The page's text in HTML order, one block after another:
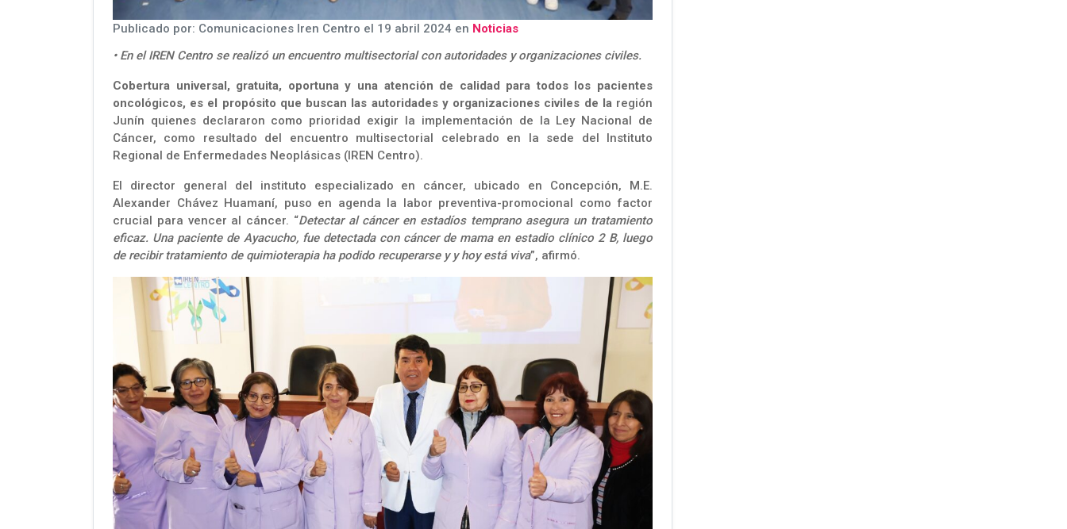
Publicado por: Comunicaciones Iren Centro el 19 abril 2024 en Noticias
• En el IREN Centro se realizó un encuentro multisectorial con autoridades y organizaciones civiles.
Cobertura universal, gratuita, oportuna y una atención de calidad para todos los pacientes
oncológicos, es el propósito que buscan las autoridades y organizaciones civiles de la región
Junín quienes declararon como prioridad exigir la implementación de la Ley Nacional de
Cáncer, como resultado del encuentro multisectorial celebrado en la sede del Instituto
Regional de Enfermedades Neoplásicas (IREN Centro).
El director general del instituto especializado en cáncer, ubicado en Concepción, M.E.
Alexander Chávez Huamaní, puso en agenda la labor preventiva-promocional como factor
crucial para vencer al cáncer. “Detectar al cáncer en estadíos temprano asegura un tratamiento
eficaz. Una paciente de Ayacucho, fue detectada con cáncer de mama en estadio clínico 2 B, luego
de recibir tratamiento de quimioterapia ha podido recuperarse y y hoy está viva”, afirmó.